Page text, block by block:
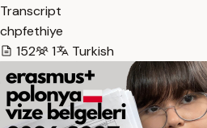
Transcript
chpfethiye
152
1 Turkish